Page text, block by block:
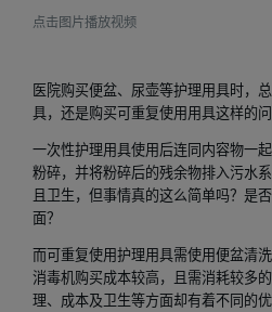
点击图片播放视频
医院购买便盆、尿壶等护理用具时，
具，还是购买可重复使用用具这样的问
一次性护理用具使用后连同内容物一
粉碎，并将粉碎后的残余物排入污水
且卫生，但事情真的这么简单吗？是
面？
而可重复使用护理用具需使用便盆清
消毒机购买成本较高，且需消耗较多
理、成本及卫生等方面却有着不同的优